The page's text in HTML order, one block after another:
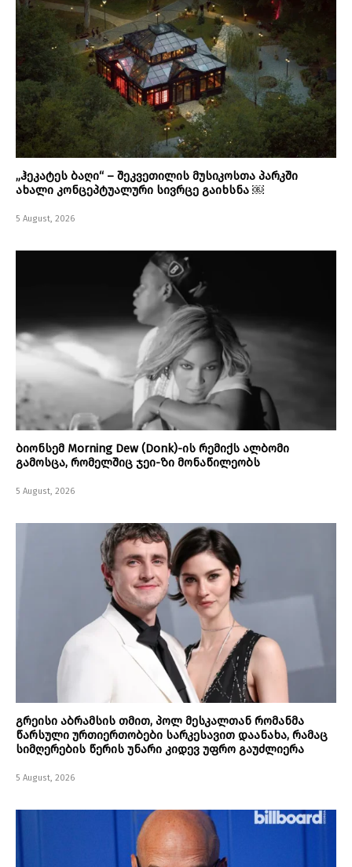
„ჰეკატეს ბაღი“ – შეკვეთილის მუსიკოსთა პარკში
ახალი კონცეპტუალური სივრცე გაიხსნა ￼
5 August, 2026
ბიონსემ Morning Dew (Donk)-ის რემიქს ალბომი
გამოსცა, რომელშიც ჯეი-ზი მონაწილეობს
5 August, 2026
გრეისი აბრამსის თმით, პოლ მესკალთან რომანმა
წარსული ურთიერთობები სარკესავით დაანახა, რამაც
სიმღერების წერის უნარი კიდევ უფრო გაუძლიერა
5 August, 2026